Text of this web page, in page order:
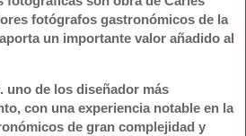
fotógrafos gastronómicos de la
un importante valor añadido al
. uno de los diseñador más
con una experiencia notable en la
de gran complejidad y